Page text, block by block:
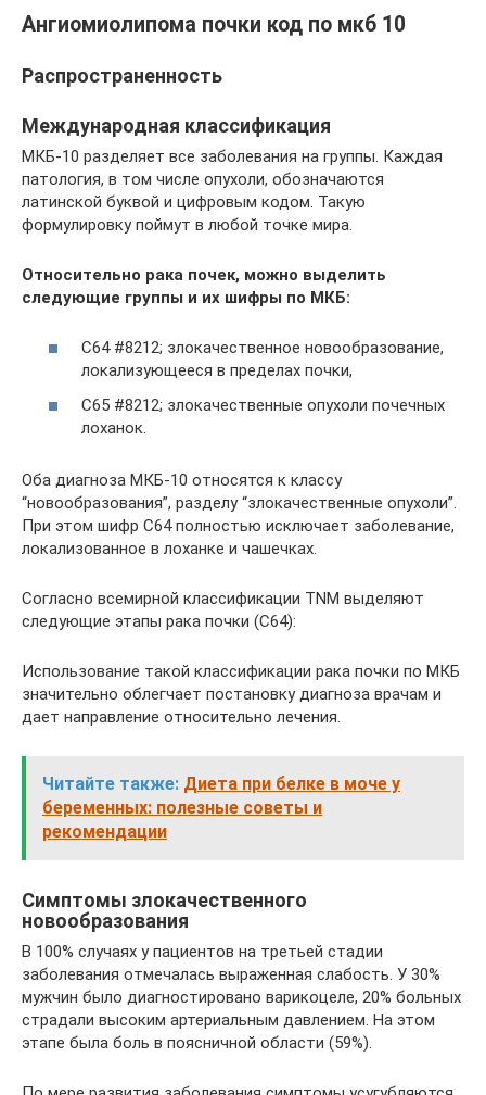
Ангиомиолипома почки код по мкб 10
Распространенность
Международная классификация
МКБ-10 разделяет все заболевания на группы. Каждая
патология, в том числе опухоли, обозначаются
латинской буквой и цифровым кодом. Такую
формулировку поймут в любой точке мира.
Относительно рака почек, можно выделить
следующие группы и их шифры по МКБ:
С64 #8212; злокачественное новообразование,
локализующееся в пределах почки,
С65 #8212; злокачественные опухоли почечных
лоханок.
Оба диагноза МКБ-10 относятся к классу
“новообразования”, разделу “злокачественные опухоли”.
При этом шифр С64 полностью исключает заболевание,
локализованное в лоханке и чашечках.
Согласно всемирной классификации TNM выделяют
следующие этапы рака почки (С64):
Использование такой классификации рака почки по МКБ
значительно облегчает постановку диагноза врачам и
дает направление относительно лечения.
Читайте также: Диета при белке в моче у
беременных: полезные советы и
рекомендации
Симптомы злокачественного
новообразования
В 100% случаях у пациентов на третьей стадии
заболевания отмечалась выраженная слабость. У 30%
мужчин было диагностировано варикоцеле, 20% больных
страдали высоким артериальным давлением. На этом
этапе была боль в поясничной области (59%).